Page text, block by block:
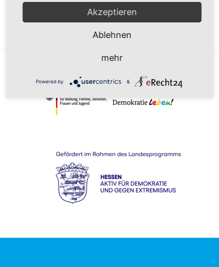
Akzeptieren
Ablehnen
mehr
Powered by &